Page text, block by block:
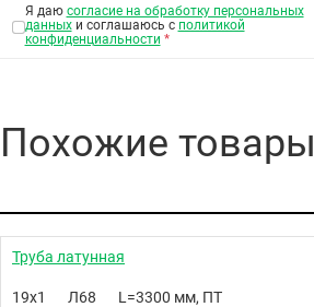
Я даю согласие на обработку персональных
данныхи соглашаюсь с политикой
конфиденциальности *
Похожие товары
Труба латунная
19х1 Л68 L=3300 мм, ПТ